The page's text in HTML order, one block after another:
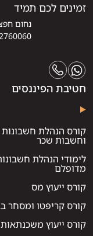
זמינים לכם תמיד
חטיבת הפיננסים
קורס הנהלת חשבונות
וחשבות שכר
לימודי הנהלת
מדופלם
קורס ייעוץ מס
קורס קריפטו ומסחר
קורס ייעוץ משכנתאות